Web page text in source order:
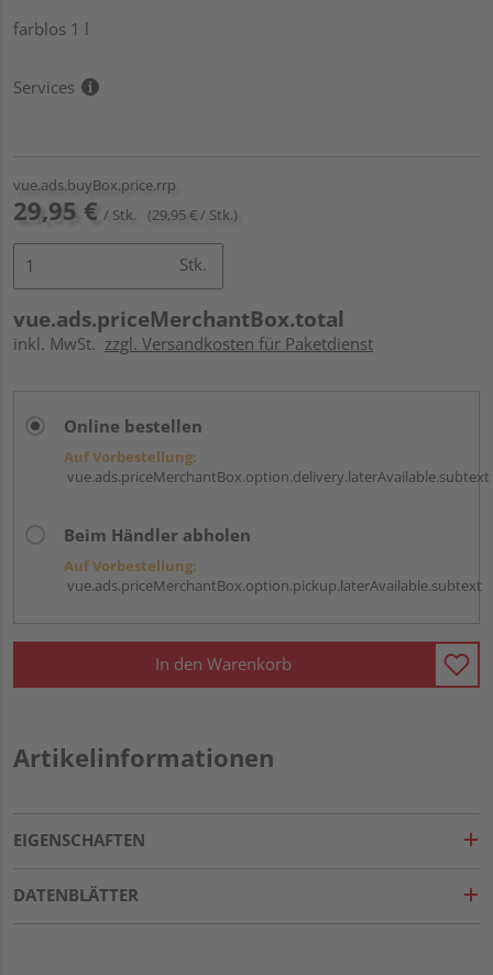
farblos 1 l
Services
vue.ads.buyBox.price.rrp
29,95 € / Stk. (29,95 € / Stk.)
Stk.
vue.ads.priceMerchantBox.total
inkl. MwSt. zzgl. Versandkosten für Paketdienst
Online bestellen
Auf Vorbestellung:
vue.ads.priceMerchantBox.option.delivery.laterAvailable.subtext
Beim Händler abholen
Auf Vorbestellung:
vue.ads.priceMerchantBox.option.pickup.laterAvailable.subtext
In den Warenkorb
Artikelinformationen
EIGENSCHAFTEN
DATENBLÄTTER